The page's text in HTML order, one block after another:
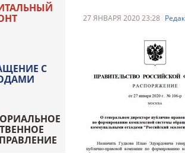
27 ЯНВАРЯ 2020 23:28
С